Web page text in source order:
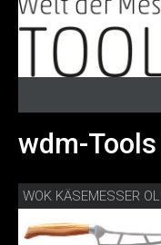
wdm-
WOK KÄSEMESSER